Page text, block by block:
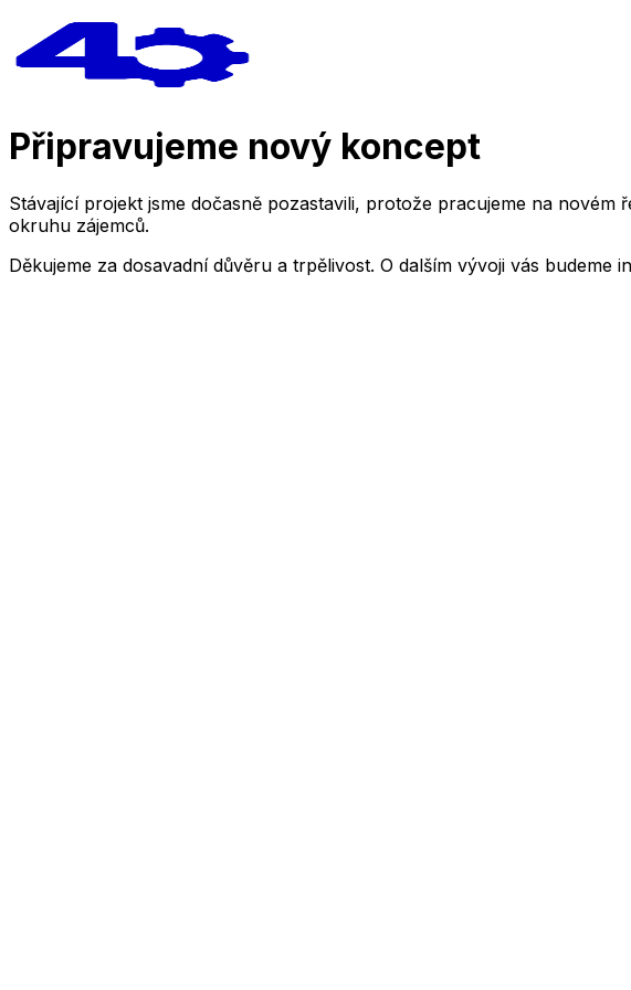
Připravujeme nový koncept
Stávající projekt jsme dočasně pozastavili, protože pracujeme na
okruhu zájemců.
Děkujeme za dosavadní důvěru a trpělivost. O dalším vývoji vás budeme